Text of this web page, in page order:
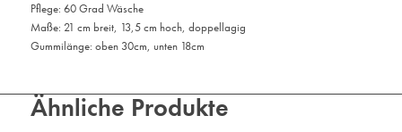
Pflege: 60 Grad Wäsche
Maße: 21 cm breit, 13,5 cm hoch, doppellagig
Gummilänge: oben 30cm, unten 18cm
Ähnliche Produkte